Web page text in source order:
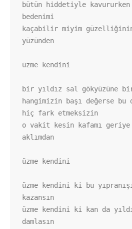
bütün hiddetiyle kavururken
bedenimi
kaçabilir miyim
yüzünden
üzme kendini
bir yıldız sal gökyüzüne
hangimizin başı değerse bu
hiç fark etmeksizin
o vakit kesin kafamı geriye
aklımdan
üzme kendini
üzme kendini ki bu
kazansın
üzme kendini ki kan da
damlasın